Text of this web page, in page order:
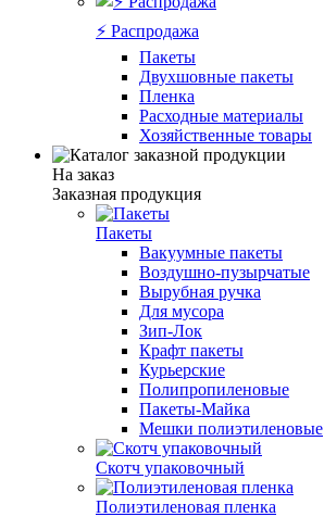
⚡️ Распродажа
Пакеты
Двухшовные пакеты
Пленка
Расходные материалы
Хозяйственные товары
На заказ
Заказная продукция
Пакеты
Вакуумные пакеты
Воздушно-пузырчатые
Вырубная ручка
Для мусора
Зип-Лок
Крафт пакеты
Курьерские
Полипропиленовые
Пакеты-Майка
Мешки полиэтиленовые
Скотч упаковочный
Полиэтиленовая пленка